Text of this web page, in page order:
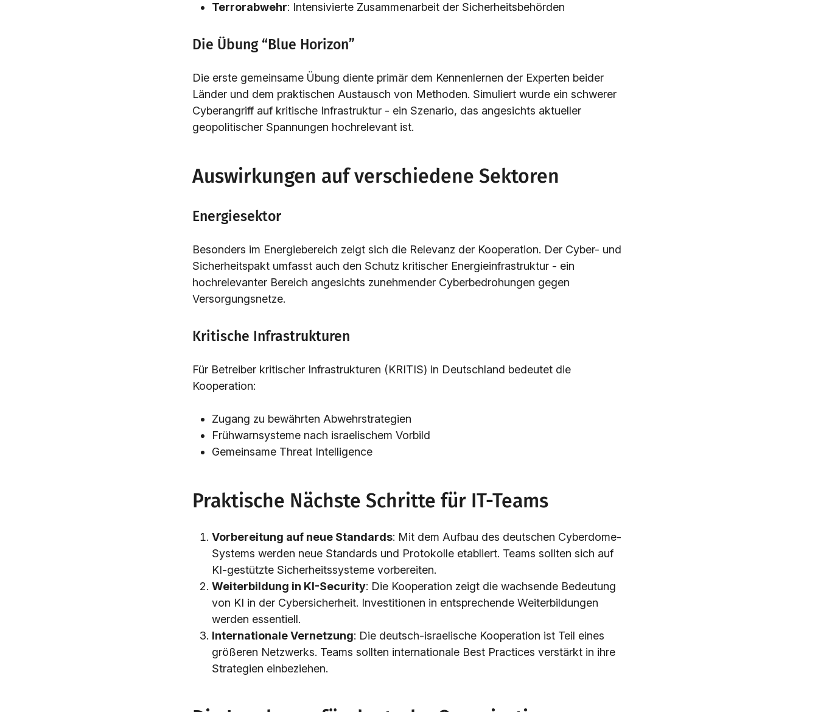
Terrorabwehr: Intensivierte Zusammenarbeit der Sicherheitsbehörden
Die Übung “Blue Horizon”
Die erste gemeinsame Übung diente primär dem Kennenlernen der Experten beider
Länder und dem praktischen Austausch von Methoden. Simuliert wurde ein schwerer
Cyberangriff auf kritische Infrastruktur - ein Szenario, das angesichts aktueller
geopolitischer Spannungen hochrelevant ist.
Auswirkungen auf verschiedene Sektoren
Energiesektor
Besonders im Energiebereich zeigt sich die Relevanz der Kooperation. Der Cyber- und
Sicherheitspakt umfasst auch den Schutz kritischer Energieinfrastruktur - ein
hochrelevanter Bereich angesichts zunehmender Cyberbedrohungen gegen
Versorgungsnetze.
Kritische Infrastrukturen
Für Betreiber kritischer Infrastrukturen (KRITIS) in Deutschland bedeutet die
Kooperation:
Zugang zu bewährten Abwehrstrategien
Frühwarnsysteme nach israelischem Vorbild
Gemeinsame Threat Intelligence
Praktische Nächste Schritte für IT-Teams
Vorbereitung auf neue Standards: Mit dem Aufbau des deutschen Cyberdome-
Systems werden neue Standards und Protokolle etabliert. Teams sollten sich auf
KI-gestützte Sicherheitssysteme vorbereiten.
Weiterbildung in KI-Security: Die Kooperation zeigt die wachsende Bedeutung
von KI in der Cybersicherheit. Investitionen in entsprechende Weiterbildungen
werden essentiell.
Internationale Vernetzung: Die deutsch-israelische Kooperation ist Teil eines
größeren Netzwerks. Teams sollten internationale Best Practices verstärkt in ihre
Strategien einbeziehen.